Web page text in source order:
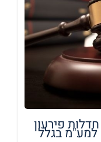
פירעון
בגלל